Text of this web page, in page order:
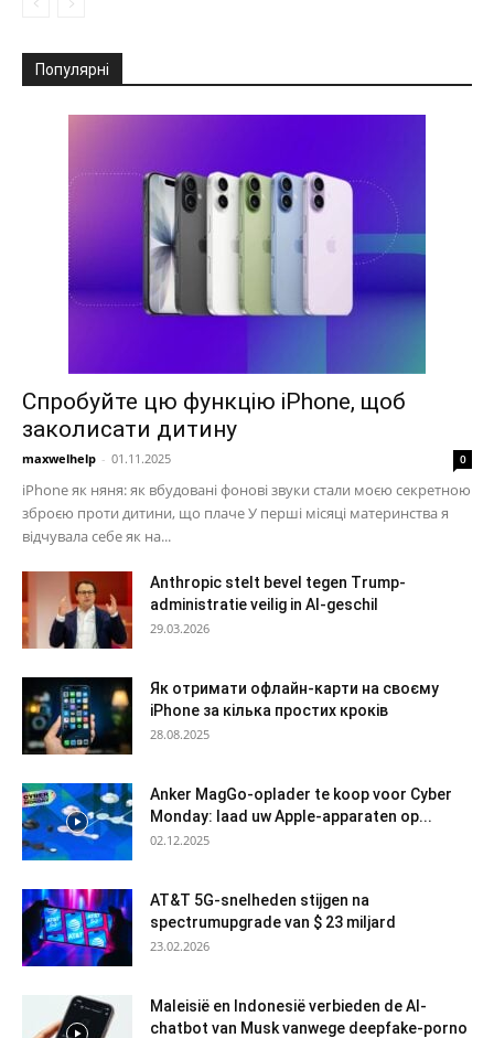
Популярні
Спробуйте цю функцію iPhone, щоб
заколисати дитину
maxwelhelp - 01.11.2025 0
iPhone як няня: як вбудовані фонові звуки стали моєю секретною
зброєю проти дитини, що плаче У перші місяці материнства я
відчувала себе як на...
Anthropic stelt bevel tegen Trump-
administratie veilig in AI-geschil
29.03.2026
Як отримати офлайн-карти на своєму
iPhone за кілька простих кроків
28.08.2025
Anker MagGo-oplader te koop voor Cyber
Monday: laad uw Apple-apparaten op...
02.12.2025
AT&T 5G-snelheden stijgen na
spectrumupgrade van $ 23 miljard
23.02.2026
Maleisië en Indonesië verbieden de AI-
chatbot van Musk vanwege deepfake-porno